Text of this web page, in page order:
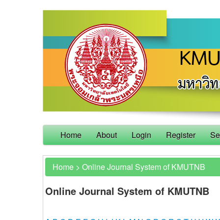
Home About Login Register
Home > Online Journal System of KMUTNB
Online Journal System of KMUTNB